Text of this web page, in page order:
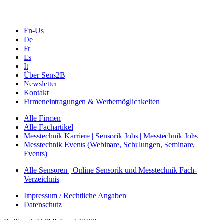
En-Us
De
Fr
Es
It
Über Sens2B
Newsletter
Kontakt
Firmeneintragungen & Werbemöglichkeiten
Alle Firmen
Alle Fachartikel
Messtechnik Karriere | Sensorik Jobs | Messtechnik Jobs
Messtechnik Events (Webinare, Schulungen, Seminare,
Events)
Alle Sensoren | Online Sensorik und Messtechnik Fach-
Verzeichnis
Impressum / Rechtliche Angaben
Datenschutz